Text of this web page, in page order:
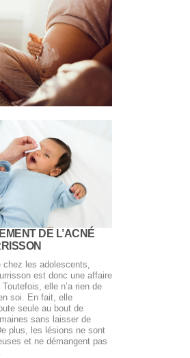
DE L’ACNÉ
chez les adolescents,
est donc une affaire
Toutefois, elle n’a rien de
soi. En fait, elle
seule au bout de
sans laisser de
plus, les lésions ne sont
et ne démangent pas